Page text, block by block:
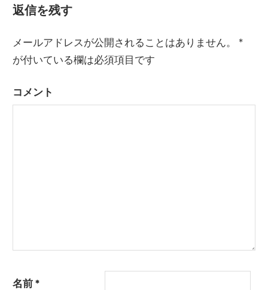
ビ
ゲ
ー
ョ
事:
返信を残す
メールアドレスが公開されることはありません。
*
が付いている欄は必須項目です
コメント
名前*